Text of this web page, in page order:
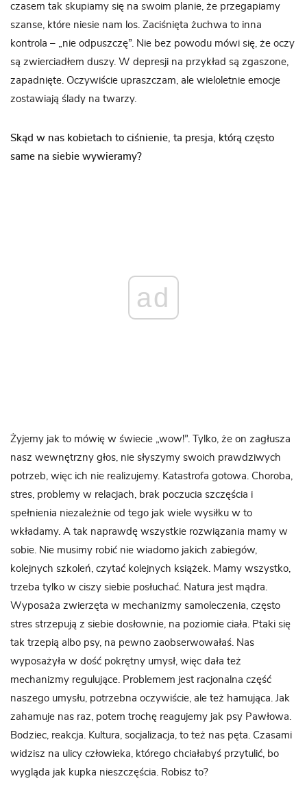
czasem tak skupiamy się na swoim planie, że przegapiamy
szanse, które niesie nam los. Zaciśnięta żuchwa to inna
kontrola – „nie odpuszczę”. Nie bez powodu mówi się, że oczy
są zwierciadłem duszy. W depresji na przykład są zgaszone,
zapadnięte. Oczywiście upraszczam, ale wieloletnie emocje
zostawiają ślady na twarzy.
Skąd w nas kobietach to ciśnienie, ta presja, którą często
same na siebie wywieramy?
ad
Żyjemy jak to mówię w świecie „wow!”. Tylko, że on zagłusza
nasz wewnętrzny głos, nie słyszymy swoich prawdziwych
potrzeb, więc ich nie realizujemy. Katastrofa gotowa. Choroba,
stres, problemy w relacjach, brak poczucia szczęścia i
spełnienia niezależnie od tego jak wiele wysiłku w to
wkładamy. A tak naprawdę wszystkie rozwiązania mamy w
sobie. Nie musimy robić nie wiadomo jakich zabiegów,
kolejnych szkoleń, czytać kolejnych książek. Mamy wszystko,
trzeba tylko w ciszy siebie posłuchać. Natura jest mądra.
Wyposaża zwierzęta w mechanizmy samoleczenia, często
stres strzepują z siebie dosłownie, na poziomie ciała. Ptaki się
tak trzepią albo psy, na pewno zaobserwowałaś. Nas
wyposażyła w dość pokrętny umysł, więc dała też
mechanizmy regulujące. Problemem jest racjonalna część
naszego umysłu, potrzebna oczywiście, ale też hamująca. Jak
zahamuje nas raz, potem trochę reagujemy jak psy Pawłowa.
Bodziec, reakcja. Kultura, socjalizacja, to też nas pęta. Czasami
widzisz na ulicy człowieka, którego chciałabyś przytulić, bo
wygląda jak kupka nieszczęścia. Robisz to?